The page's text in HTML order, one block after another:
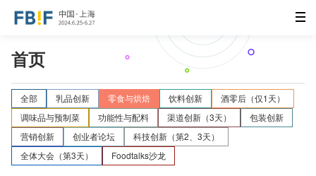
首页
全部 乳品创新 零食与烘焙 饮料创新
酒零后（仅1天）
调味品与预制菜
功能性与配料 渠道创新（3天）
包装创新
营销创新
创业者论坛
科技创新（第2、3天）
全体大会（第3天）
Foodtalks沙龙